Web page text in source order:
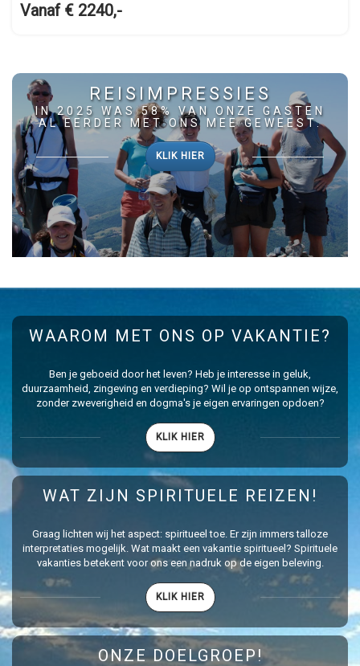
Vanaf € 2240,-
REISIMPRESSIES
IN 2025 WAS 58% VAN ONZE GASTEN
AL EERDER MET ONS MEE GEWEEST.
KLIK HIER
WAAROM MET ONS OP VAKANTIE?
Ben je geboeid door het leven? Heb je interesse in geluk,
duurzaamheid, zingeving en verdieping? Wil je op ontspannen wijze,
zonder zweverigheid en dogma's je eigen ervaringen opdoen?
KLIK HIER
WAT ZIJN SPIRITUELE REIZEN!
Graag lichten wij het aspect: spiritueel toe. Er zijn immers talloze
interpretaties mogelijk. Wat maakt een vakantie spiritueel? Spirituele
vakanties betekent voor ons een nadruk op de eigen beleving.
KLIK HIER
ONZE DOELGROEP!